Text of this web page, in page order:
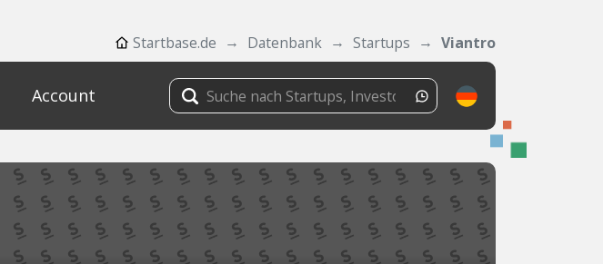
Startbase.de Datenbank Startups Viantro
Account